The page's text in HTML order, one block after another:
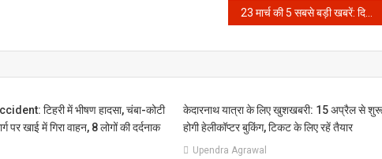
टिहरी में भीषण हादसा, चंबा-कोटी
पर खाई में गिरा वाहन, 8 लोगों की दर्दनाक
केदारनाथ यात्रा के लिए खुशखबरी: 15 अप्रैल से
होगी हेलीकॉप्टर बुकिंग, टिकट के लिए रहें तैयार
Upendra Agrawal